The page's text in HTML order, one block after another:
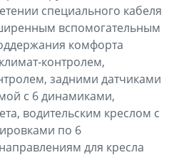
специального кабеля
вспомогательным
комфорта
контролем,
задними датчиками
с 6 динамиками,
водительским креслом с
по 6
для кресла